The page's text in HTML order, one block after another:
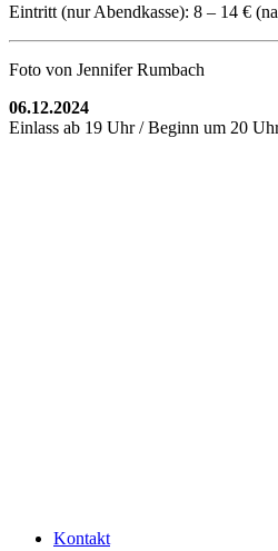
Eintritt (nur Abendkasse): 8 – 14 €
Foto von Jennifer Rumbach
06.12.2024
Einlass ab 19 Uhr / Beginn um 20
Kontakt